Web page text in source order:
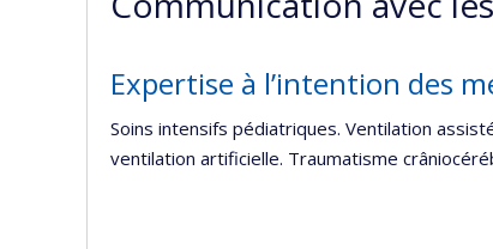
Expertise à l’intention des
Soins intensifs pédiatriques. Ventilation
ventilation artificielle. Traumatisme